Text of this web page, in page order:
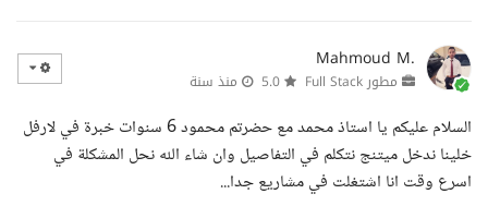
Mahmoud M.
مطور Full Stack منذ سنة
السلام عليكم يا استاذ محمد مع حضرتم محمود 6 سنوات خبرة في لارفل
خلينا ندخل ميتنج نتكلم في التفاصيل وان شاء الله نحل المشكلة في
اسرع وقت انا اشتغلت في مشاريع جدا...